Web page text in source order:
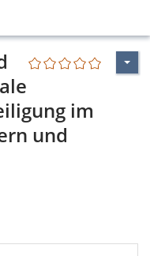
im
und
Nähe in der ersten Sitzung